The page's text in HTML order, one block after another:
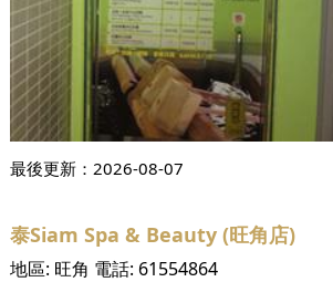
最後更新： 2026-08-07
泰Siam Spa & Beauty (旺角店)
地區: 旺角 電話: 61554864